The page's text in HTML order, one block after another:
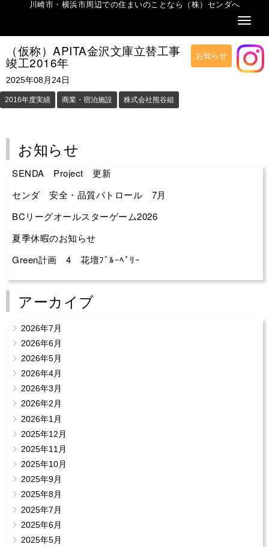
川崎市・横浜市周辺での住まいのことなら（株）センダへ
お知らせ
（仮称）APITA金沢文庫立替工事
竣工2016年
2025年08月24日
2016年度実績 商業・宿泊施設 株式会社熊谷組
お知らせ
SENDA Project 更新
センダ 安全・品質パトロール 7月
BCリーグオールスターゲーム2026
夏季休暇のお知らせ
Green計画 4 花壇ﾌﾞﾙｰﾍﾞﾘｰ
アーカイブ
2026年7月
2026年6月
2026年5月
2026年4月
2026年3月
2026年2月
2026年1月
2025年12月
2025年11月
2025年10月
2025年9月
2025年8月
2025年7月
2025年6月
2025年5月